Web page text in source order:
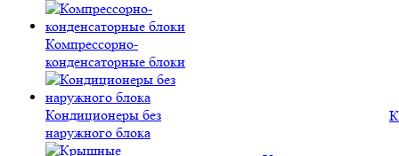
Компрессорно-
конденсаторные блоки
Кондиционеры без
наружного блока